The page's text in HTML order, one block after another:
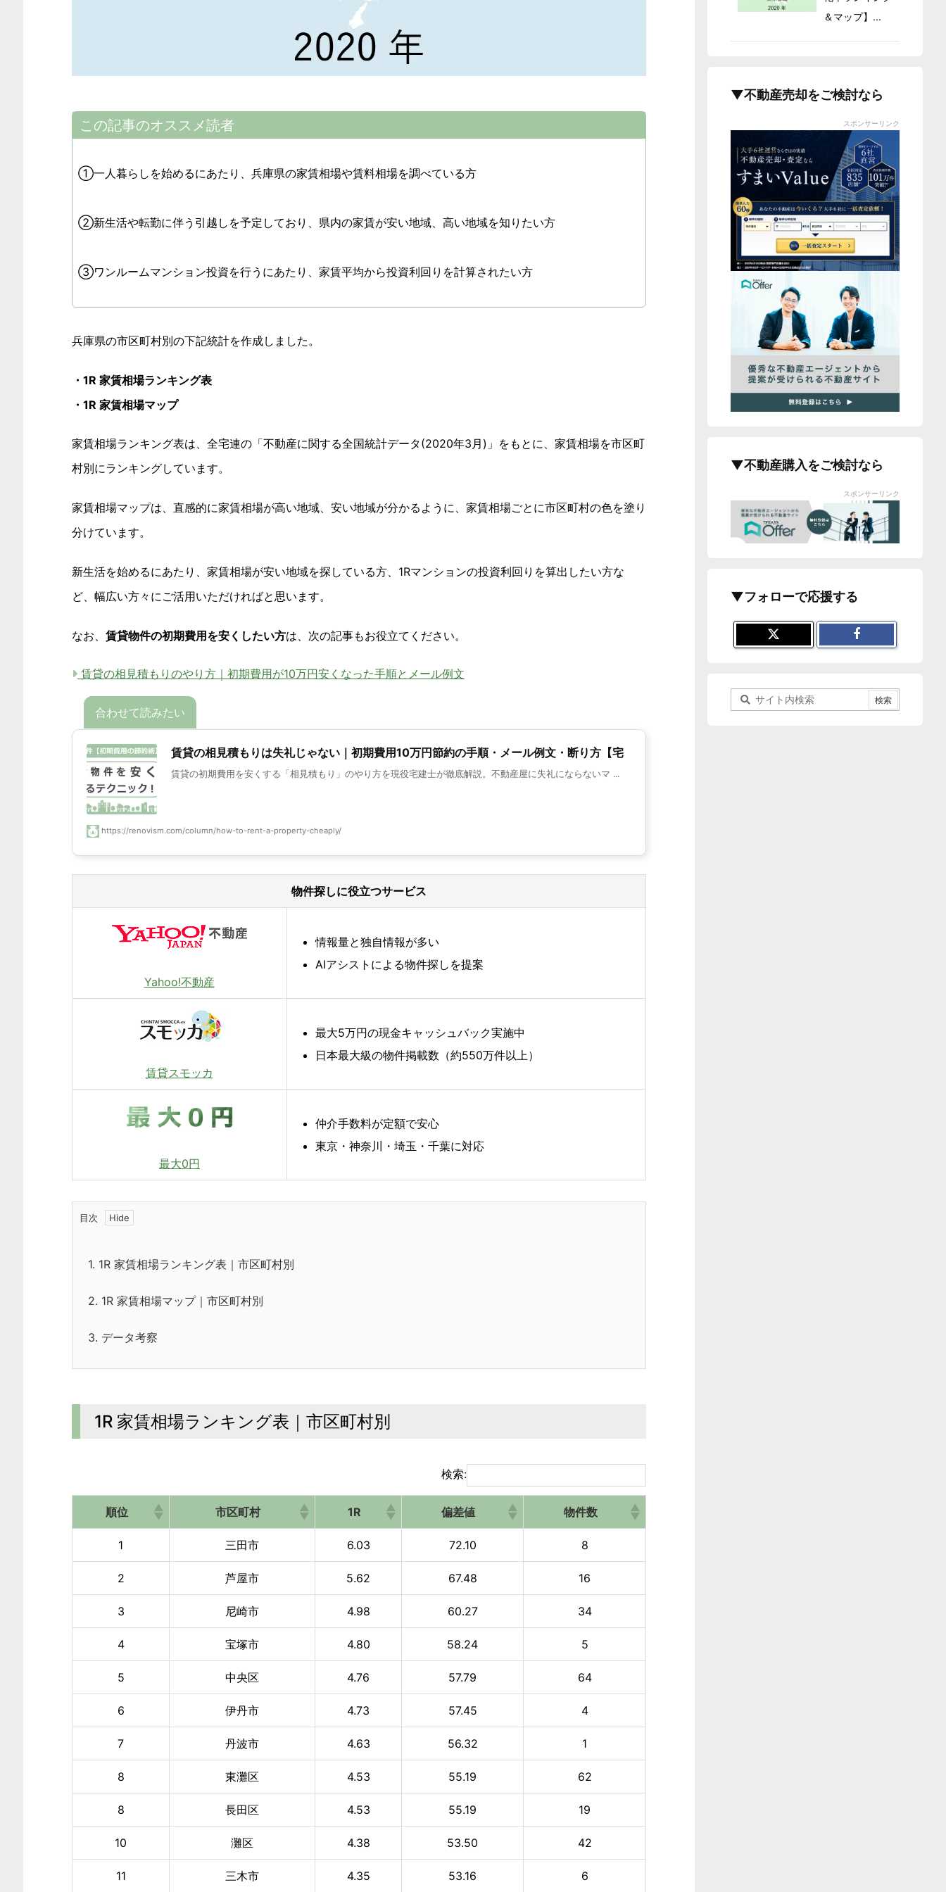
この記事のオススメ読者
①一人暮らしを始めるにあたり、兵庫県の家賃相場や賃料相場を調べている方
②新生活や転勤に伴う引越しを予定しており、県内の家賃が安い地域、高い地域を知りたい方
③ワンルームマンション投資を行うにあたり、家賃平均から投資利回りを計算されたい方
兵庫県の市区町村別の下記統計を作成しました。
・1R 家賃相場ランキング表
・1R 家賃相場マップ
家賃相場ランキング表は、全宅連の「不動産に関する全国統計データ(2020年3月)」をもとに、家賃相場を市区町
村別にランキングしています。
家賃相場マップは、直感的に家賃相場が高い地域、安い地域が分かるように、家賃相場ごとに市区町村の色を塗り
分けています。
新生活を始めるにあたり、家賃相場が安い地域を探している方、1Rマンションの投資利回りを算出したい方な
ど、幅広い方々にご活用いただければと思います。
なお、 賃貸物件の初期費用を安くしたい方は、次の記事もお役立てください。
賃貸の相見積もりのやり方｜初期費用が10万円安くなった手順とメール例文
賃貸の相見積もりは失礼じゃない｜初期費用10万円節約の手順・メール例文・断り方【宅
賃貸の初期費用を安くする「相見積もり」のやり方を現役宅建士が徹底解説。不動産屋に失礼にならないマ ...
https://renovism.com/column/how-to-rent-a-property-cheaply/
物件探しに役立つサービス
Yahoo!不動産
情報量と独自情報が多い
AIアシストによる物件探しを提案
賃貸スモッカ
最大5万円の現金キャッシュバック実施中
日本最大級の物件掲載数（約550万件以上）
最大0円
仲介手数料が定額で安心
東京・神奈川・埼玉・千葉に対応
目次
1. 1R 家賃相場ランキング表｜市区町村別
2. 1R 家賃相場マップ｜市区町村別
3. データ考察
1R 家賃相場ランキング表｜市区町村別
検索:
順位 市区町村 1R 偏差値 物件数
1 三田市 6.03 72.10 8
2 芦屋市 5.62 67.48 16
3 尼崎市 4.98 60.27 34
4 宝塚市 4.80 58.24 5
5 中央区 4.76 57.79 64
6 伊丹市 4.73 57.45 4
7 丹波市 4.63 56.32 1
8 東灘区 4.53 55.19 62
8 長田区 4.53 55.19 19
10 灘区 4.38 53.50 42
11 三木市 4.35 53.16 6
＆マップ】...
▼不動産売却をご検討なら
スポンサーリンク
▼不動産購入をご検討なら
スポンサーリンク
▼フォローで応援する